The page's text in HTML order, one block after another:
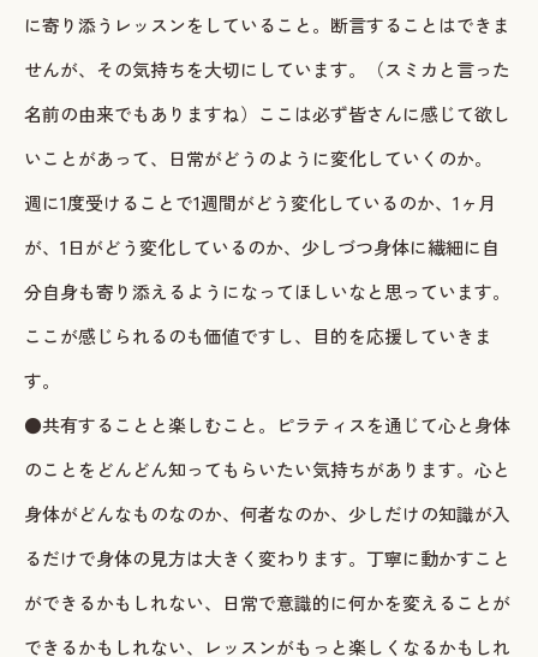
に寄り添うレッスンをしていること。断言することはできま
せんが、その気持ちを大切にしています。（スミカと言った
名前の由来でもありますね）ここは必ず皆さんに感じて欲し
いことがあって、日常がどうのように変化していくのか。
週に1度受けることで1週間がどう変化しているのか、1ヶ月
が、1日がどう変化しているのか、少しづつ身体に繊細に自
分自身も寄り添えるようになってほしいなと思っています。
ここが感じられるのも価値ですし、目的を応援していきま
す。
●共有することと楽しむこと。ピラティスを通じて心と身体
のことをどんどん知ってもらいたい気持ちがあります。心と
身体がどんなものなのか、何者なのか、少しだけの知識が入
るだけで身体の見方は大きく変わります。丁寧に動かすこと
ができるかもしれない、日常で意識的に何かを変えることが
できるかもしれない、レッスンがもっと楽しくなるかもしれ